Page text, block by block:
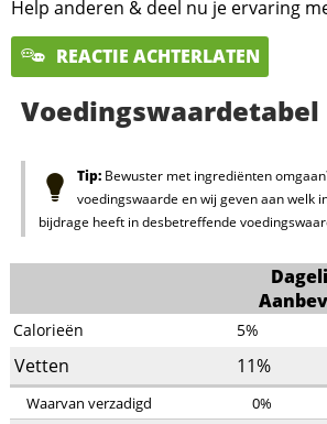
Help anderen & deel nu je ervaring
REACTIE ACHTERLATEN
Voedingswaardetabel
Tip:Bewuster met ingrediënten
voedingswaarde en wij geven aan welk
bijdrage heeft in desbetreffende
Calorieën 5%
Vetten 11%
Waarvan verzadigd 0%